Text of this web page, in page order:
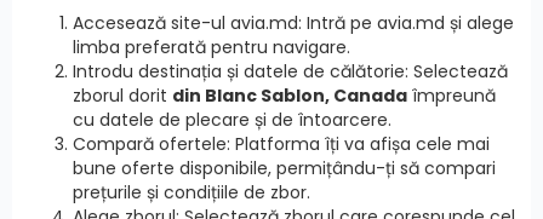
Accesează site-ul avia.md: Intră pe avia.md și alege
limba preferată pentru navigare.
Introdu destinația și datele de călătorie: Selectează
zborul dorit din Blanc Sablon, Canada împreună
cu datele de plecare și de întoarcere.
Compară ofertele: Platforma îți va afișa cele mai
bune oferte disponibile, permițându-ți să compari
prețurile și condițiile de zbor.